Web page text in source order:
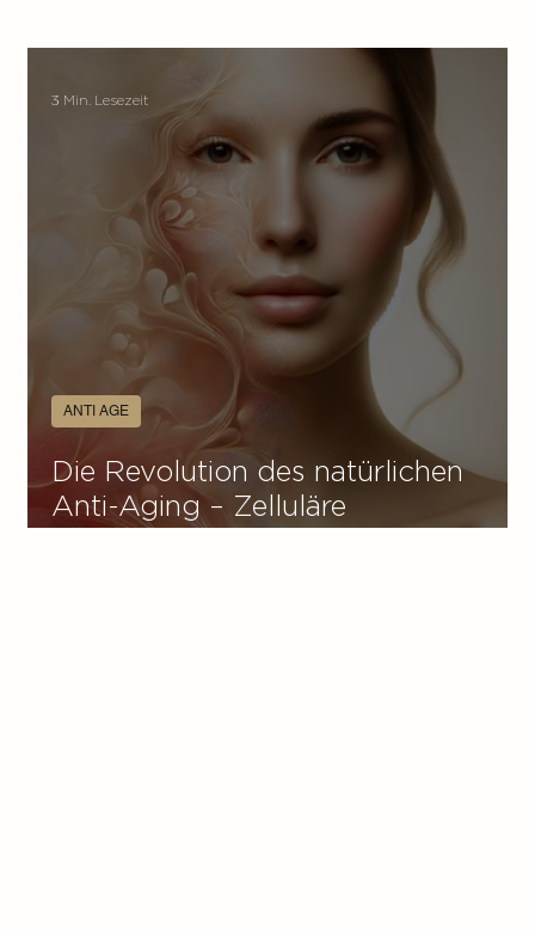
Die Revolution des natürlichen
Anti-Aging – Zelluläre
ANTI AGE
3 Min. Lesezeit